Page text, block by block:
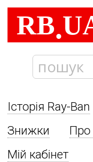
RB.
Історія Ray-Ban
Знижки
Про
Мій кабінет